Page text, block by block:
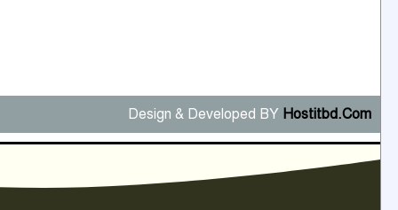
Design & Developed BY Hostitbd.Com